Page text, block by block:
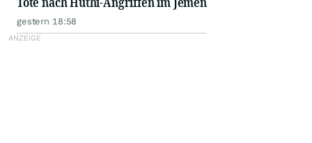
gestern 18:58